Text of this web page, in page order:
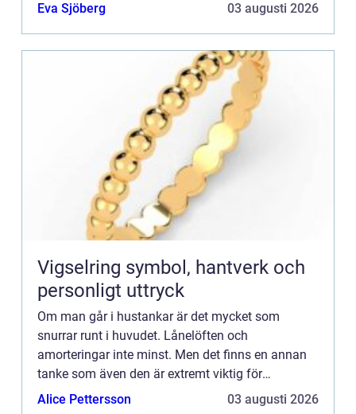
Eva Sjöberg 03 augusti 2026
Vigselring symbol, hantverk och
personligt uttryck
Om man går i hustankar är det mycket som
snurrar runt i huvudet. Lånelöften och
amorteringar inte minst. Men det finns en annan
tanke som även den är extremt viktig för
framtiden. Det handlar givetvis om vilket sätt man
Alice Pettersson 03 augusti 2026